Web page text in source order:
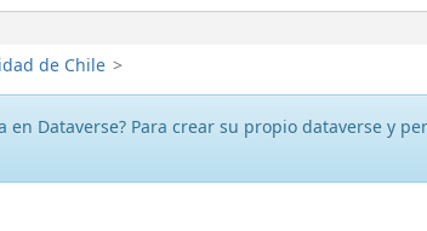
de Chile >
en Dataverse? Para crear su propio dataverse y